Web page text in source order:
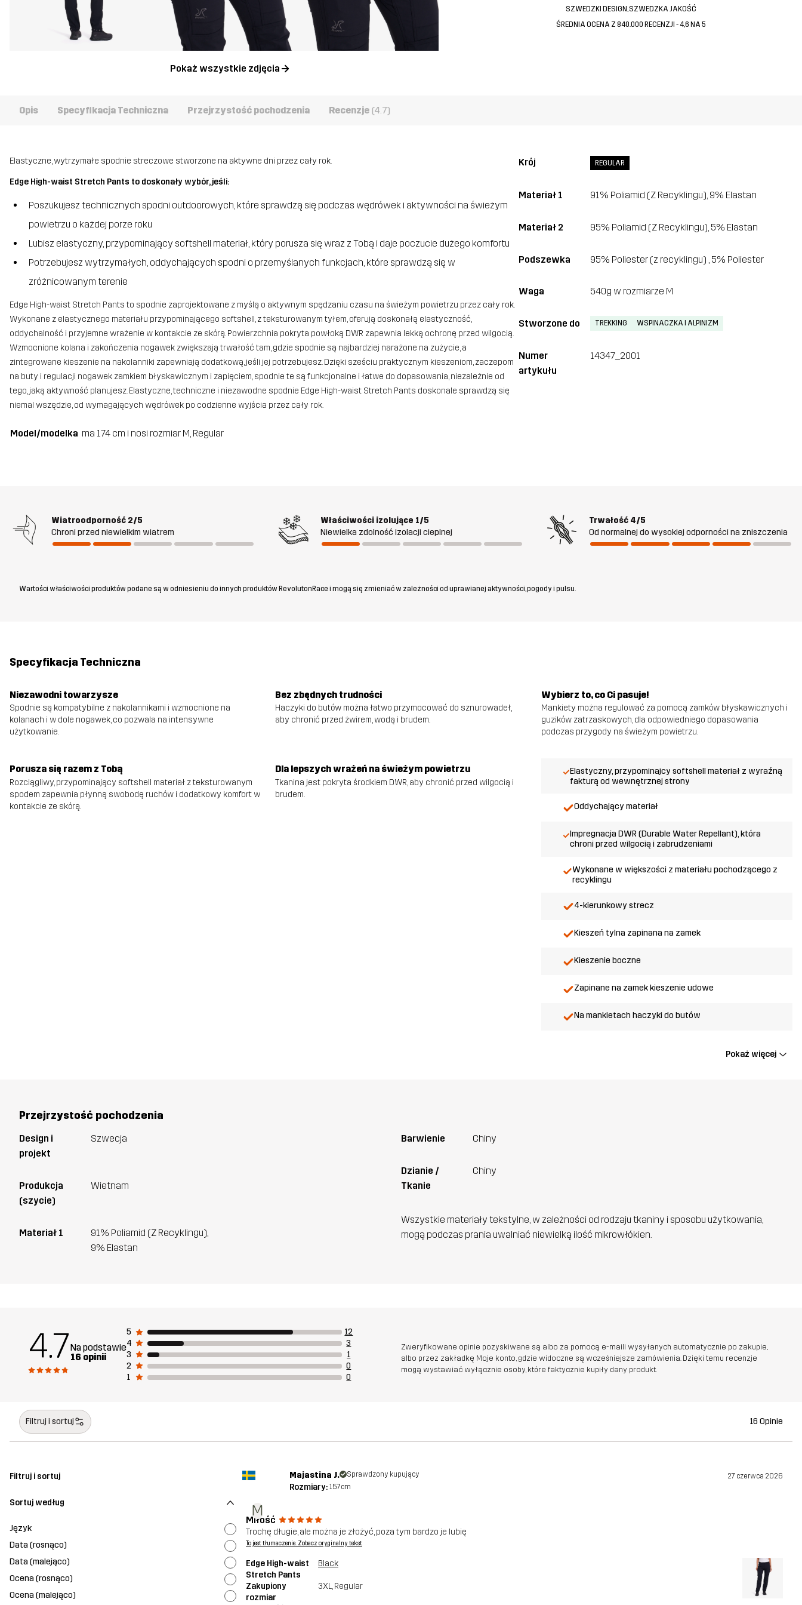
Pokaż wszystkie zdjęcia
SZWEDZKI DESIGN, SZWEDZKA JAKOŚĆ
ŚREDNIA OCENA Z 840.000 RECENZJI - 4,6 NA 5
Opis Specyfikacja Techniczna Przejrzystość pochodzenia Recenzje (4.7)
Elastyczne, wytrzymałe spodnie streczowe stworzone na aktywne dni przez cały rok.
Edge High-waist Stretch Pants to doskonały wybór, jeśli:
Poszukujesz technicznych spodni outdoorowych, które sprawdzą się podczas wędrówek i aktywności na świeżym
powietrzu o każdej porze roku
Lubisz elastyczny, przypominający softshell materiał, który porusza się wraz z Tobą i daje poczucie dużego komfortu
Potrzebujesz wytrzymałych, oddychających spodni o przemyślanych funkcjach, które sprawdzą się w
zróżnicowanym terenie
Edge High-waist Stretch Pants to spodnie zaprojektowane z myślą o aktywnym spędzaniu czasu na świeżym powietrzu przez cały rok.
Wykonane z elastycznego materiału przypominającego softshell, z teksturowanym tyłem, oferują doskonałą elastyczność,
oddychalność i przyjemne wrażenie w kontakcie ze skórą. Powierzchnia pokryta powłoką DWR zapewnia lekką ochronę przed wilgocią.
Wzmocnione kolana i zakończenia nogawek zwiększają trwałość tam, gdzie spodnie są najbardziej narażone na zużycie, a
zintegrowane kieszenie na nakolanniki zapewniają dodatkową, jeśli jej potrzebujesz. Dzięki sześciu praktycznym kieszeniom, zaczepom
na buty i regulacji nogawek zamkiem błyskawicznym i zapięciem, spodnie te są funkcjonalne i łatwe do dopasowania, niezależnie od
tego, jaką aktywność planujesz. Elastyczne, techniczne i niezawodne spodnie Edge High-waist Stretch Pants doskonale sprawdzą się
niemal wszędzie, od wymagających wędrówek po codzienne wyjścia przez cały rok.
Model/modelka ma 174 cm i nosi rozmiar M, Regular
Krój REGULAR
Materiał 1 91% Poliamid (Z Recyklingu), 9% Elastan
Materiał 2 95% Poliamid (Z Recyklingu), 5% Elastan
Podszewka 95% Poliester (z recyklingu) , 5% Poliester
Waga 540g w rozmiarze M
Stworzone do TREKKING WSPINACZKA I ALPINIZM
Numer
artykułu
14347_2001
Wiatroodporność 2/5
Chroni przed niewielkim wiatrem
Właściwości izolujące 1/5
Niewielka zdolność izolacji cieplnej
Trwałość 4/5
Od normalnej do wysokiej odporności na zniszczenia
Wartości właściwości produktów podane są w odniesieniu do innych produktów RevolutonRace i mogą się zmieniać w zależności od uprawianej aktywności, pogody i pulsu.
Specyfikacja Techniczna
Niezawodni towarzysze
Spodnie są kompatybilne z nakolannikami i wzmocnione na
kolanach i w dole nogawek, co pozwala na intensywne
użytkowanie.
Bez zbędnych trudności
Haczyki do butów można łatwo przymocować do sznurowadeł,
aby chronić przed żwirem, wodą i brudem.
Wybierz to, co Ci pasuje!
Mankiety można regulować za pomocą zamków błyskawicznych i
guzików zatrzaskowych, dla odpowiedniego dopasowania
podczas przygody na świeżym powietrzu.
Porusza się razem z Tobą
Rozciągliwy, przypominający softshell materiał z teksturowanym
spodem zapewnia płynną swobodę ruchów i dodatkowy komfort w
kontakcie ze skórą.
Dla lepszych wrażeń na świeżym powietrzu
Tkanina jest pokryta środkiem DWR, aby chronić przed wilgocią i
brudem.
Elastyczny, przypominajcy softshell materiał z wyraźną
fakturą od wewnętrznej strony
Oddychający materiał
Impregnacja DWR (Durable Water Repellant), która
chroni przed wilgocią i zabrudzeniami
Wykonane w większości z materiału pochodzącego z
recyklingu
4-kierunkowy strecz
Kieszeń tylna zapinana na zamek
Kieszenie boczne
Zapinane na zamek kieszenie udowe
Na mankietach haczyki do butów
Pokaż więcej
Przejrzystość pochodzenia
Design i
projekt
Szwecja
Produkcja
(szycie)
Wietnam
Materiał 1
91% Poliamid (Z Recyklingu),
9% Elastan
Barwienie Chiny
Dzianie /
Tkanie
Chiny
Wszystkie materiały tekstylne, w zależności od rodzaju tkaniny i sposobu użytkowania,
mogą podczas prania uwalniać niewielką ilość mikrowłókien.
4.7Na podstawie
16 opinii
5
12
4
3
3
1
2
0
1
0
Zweryfikowane opinie pozyskiwane są albo za pomocą e-maili wysyłanych automatycznie po zakupie,
albo przez zakładkę Moje konto, gdzie widoczne są wcześniejsze zamówienia. Dzięki temu recenzje
mogą wystawiać wyłącznie osoby, które faktycznie kupiły dany produkt.
Filtruj i sortuj 16 Opinie
Filtruj i sortuj
Sortuj według
Język
Data (rosnąco)
Data (malejąco)
Ocena (rosnąco)
Ocena (malejąco)
M
Majastina J. Sprawdzony kupujący 27 czerwca 2026
Rozmiary: 157cm
Miłość
Trochę długie, ale można je złożyć, poza tym bardzo je lubię
To jest tłumaczenie. Zobacz oryginalny tekst
Edge High-waist
Stretch Pants
Black
Zakupiony
rozmiar
3XL, Regular